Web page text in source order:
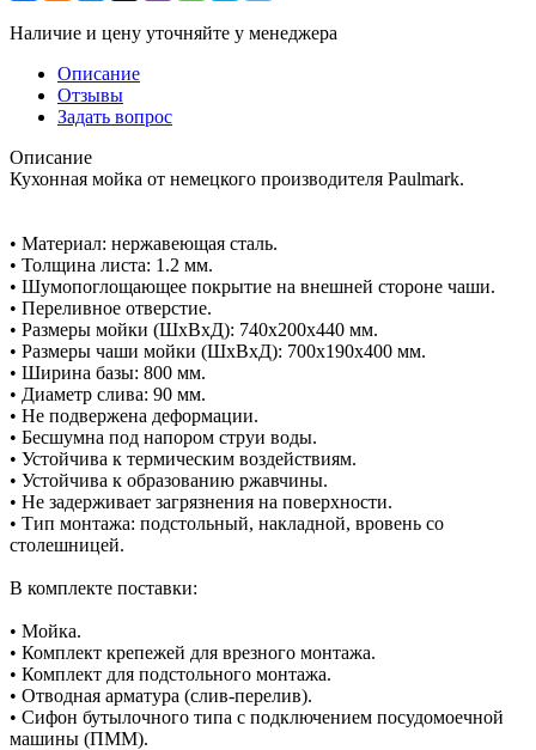
Наличие и цену уточняйте у менеджера
Описание
Отзывы
Задать вопрос
Описание
Кухонная мойка от немецкого производителя Paulmark.
• Материал: нержавеющая сталь.
• Толщина листа: 1.2 мм.
• Шумопоглощающее покрытие на внешней стороне чаши.
• Переливное отверстие.
• Размеры мойки (ШхВхД): 740x200x440 мм.
• Размеры чаши мойки (ШхВхД): 700x190x400 мм.
• Ширина базы: 800 мм.
• Диаметр слива: 90 мм.
• Не подвержена деформации.
• Бесшумна под напором струи воды.
• Устойчива к термическим воздействиям.
• Устойчива к образованию ржавчины.
• Не задерживает загрязнения на поверхности.
• Тип монтажа: подстольный, накладной, вровень со
столешницей.
В комплекте поставки:
• Мойка.
• Комплект крепежей для врезного монтажа.
• Комплект для подстольного монтажа.
• Отводная арматура (слив-перелив).
• Сифон бутылочного типа с подключением посудомоечной
машины (ПММ).